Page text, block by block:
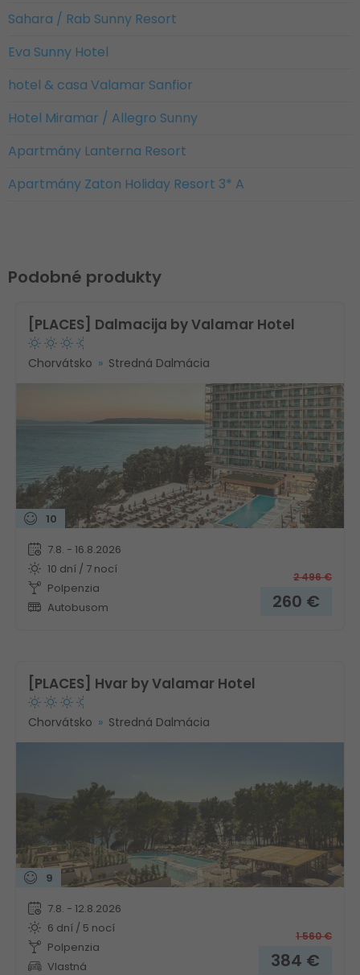
Sahara / Rab Sunny Resort
Eva Sunny Hotel
hotel & casa Valamar Sanfior
Hotel Miramar / Allegro Sunny
Apartmány Lanterna Resort
Apartmány Zaton Holiday Resort 3* A
Podobné produkty
[PLACES] Dalmacija by Valamar Hotel
Chorvátsko Stredná Dalmácia
10
7.8. - 16.8.2026
10 dní / 7 nocí
Polpenzia
Autobusom
2 496€
260 €
[PLACES] Hvar by Valamar Hotel
Chorvátsko Stredná Dalmácia
9
7.8. - 12.8.2026
6 dní / 5 nocí
Polpenzia
Vlastná
1 560€
384 €